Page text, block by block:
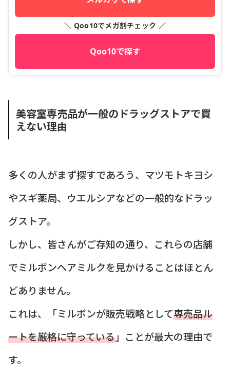
＼ Qoo10でメガ割チェック ／
Qoo10で探す
美容室専売品が一般のドラッグストアで買
えない理由
多くの人がまず探すであろう、マツモトキヨシ
やスギ薬局、ウエルシアなどの一般的なドラッ
グストア。
しかし、皆さんがご存知の通り、これらの店舗
でミルボンヘアミルクを見かけることはほとん
どありません。
これは、「ミルボンが販売戦略として専売品ル
ートを厳格に守っている」ことが最大の理由で
す。